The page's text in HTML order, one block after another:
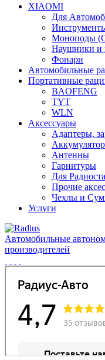
XIAOMI
Для
Моноподы
Наушники и
Фонари
Автомобильные
Портативные
BAOFENG
TYT
WLN
Аксессуары
Адаптеры,
Антенны
Гарнитуры
Для
Прочие
Чехлы и
Услуги
Автомобильные
производителей